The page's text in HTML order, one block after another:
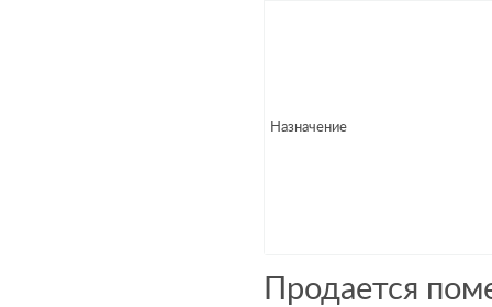
Назначение
Продается